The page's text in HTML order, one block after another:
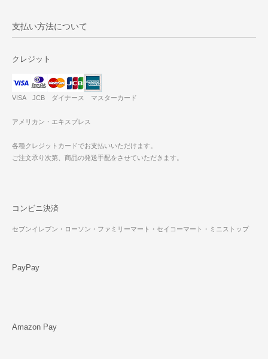
支払い方法について
クレジット
VISA JCB ダイナース マスターカード
アメリカン・エキスプレス
各種クレジットカードでお支払いいただけます。
ご注文承り次第、商品の発送手配をさせていただきます。
コンビニ決済
セブンイレブン・ローソン・ファミリーマート・セイコーマート・ミニストップ
PayPay
Amazon Pay